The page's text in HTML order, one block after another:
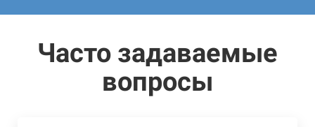
Часто задаваемые
вопросы